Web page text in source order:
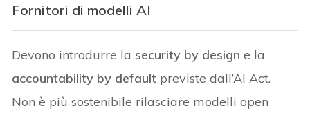
Fornitori di modelli AI
Devono introdurre la security by design e la
accountability by default previste dall’AI Act.
Non è più sostenibile rilasciare modelli open